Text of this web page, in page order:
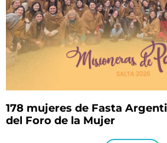
178 mujeres de Fasta
del Foro de la Mujer